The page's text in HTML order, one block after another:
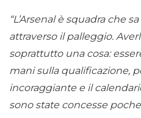
“L’Arsenal è squadra che
attraverso il palleggio.
soprattutto una cosa:
mani sulla qualificazione,
incoraggiante e il
sono state concesse